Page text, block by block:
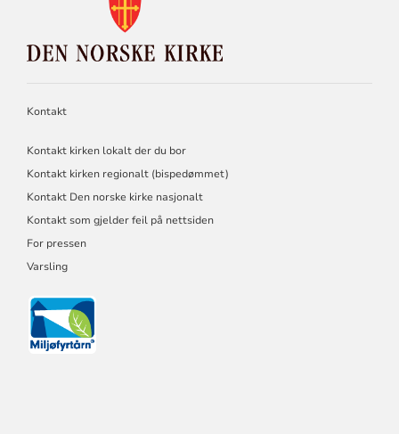
NORSKE
KIRKE
Kontakt
Kontakt kirken lokalt der du bor
Kontakt kirken regionalt (bispedømmet)
Kontakt Den norske kirke nasjonalt
Kontakt som gjelder feil på nettsiden
For pressen
Varsling